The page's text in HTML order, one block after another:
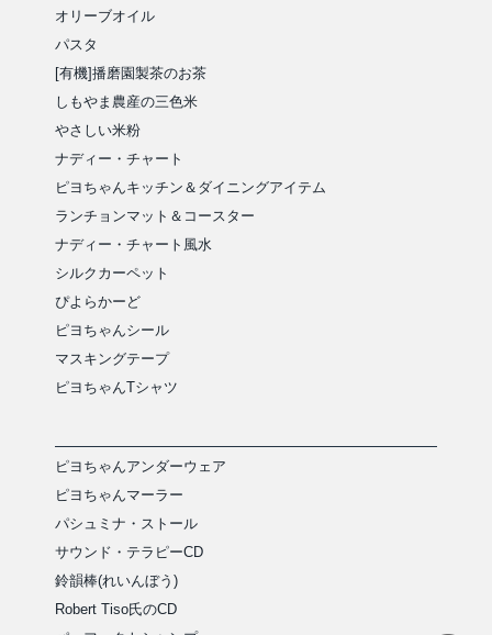
オリーブオイル
パスタ
[有機]播磨園製茶のお茶
しもやま農産の三色米
やさしい米粉
ナディー・チャート
ピヨちゃんキッチン＆ダイニングアイテム
ランチョンマット＆コースター
ナディー・チャート風水
シルクカーペット
ぴよらかーど
ピヨちゃんシール
マスキングテープ
ピヨちゃんTシャツ
ピヨちゃんアンダーウェア
ピヨちゃんマーラー
パシュミナ・ストール
サウンド・テラピーCD
鈴韻棒(れいんぼう)
Robert Tiso氏のCD